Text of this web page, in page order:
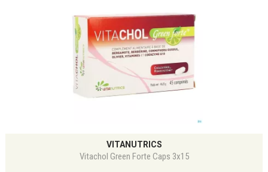
VITANUTRICS
Vitachol Green Forte Caps 3x15